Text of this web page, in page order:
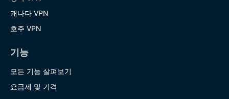
캐나다 VPN
호주 VPN
기능
모든 기능 살펴보기
요금제 및 가격